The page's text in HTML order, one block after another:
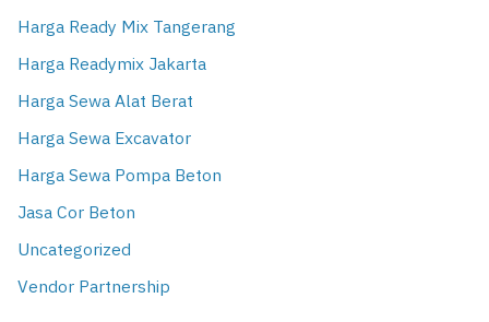
Harga Ready Mix Tangerang
Harga Readymix Jakarta
Harga Sewa Alat Berat
Harga Sewa Excavator
Harga Sewa Pompa Beton
Jasa Cor Beton
Uncategorized
Vendor Partnership